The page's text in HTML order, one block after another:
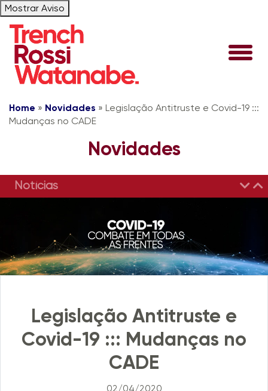
Mostrar Aviso
Home » Novidades » Legislação Antitruste e Covid-19 :::
Mudanças no CADE
Novidades
Notícias
Legislação Antitruste e
Covid-19 ::: Mudanças no
CADE
02/04/2020